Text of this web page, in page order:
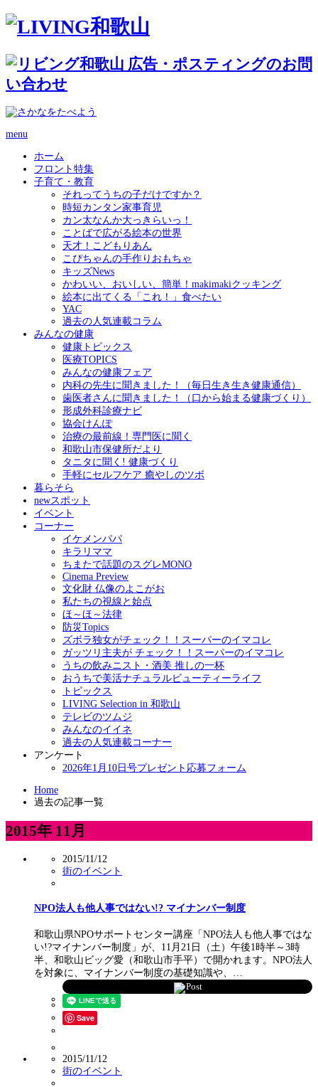
menu
ホーム
フロント特集
子育て・教育
それってうちの子だけですか？
時短カンタン家事育児
カン太なんか大っきらいっ！
ことばで広がる絵本の世界
天才！こどもりあん
こぴちゃんの手作りおもちゃ
キッズNews
かわいい、おいしい、簡単！makimakiクッキング
絵本に出てくる「これ！」食べたい
YAC
過去の人気連載コラム
みんなの健康
健康トピックス
医療TOPICS
みんなの健康フェア
内科の先生に聞きました！（毎日生き生き健康通信）
歯医者さんに聞きました！（口から始まる健康づくり）
形成外科診療ナビ
協会けんぽ
治療の最前線！専門医に聞く
和歌山市保健所だより
タニタに聞く! 健康づくり
手軽にセルフケア 癒やしのツボ
暮らそら
newスポット
イベント
コーナー
イケメンパパ
キラリママ
ちまたで話題のスグレMONO
Cinema Preview
文化財 仏像のよこがお
私たちの視線と始点
ほ～ほ～法律
防災Topics
ズボラ独女がチェック！！スーパーのイマコレ
ガッツリ主夫が チェック！！スーパーのイマコレ
うちの飲みニスト・酒美 推しの一杯
おうちで美活ナチュラルビューティーライフ
トピックス
LIVING Selection in 和歌山
テレビのツムジ
みんなのイイネ
過去の人気連載コーナー
アンケート
2026年1月10日号プレゼント応募フォーム
Home
過去の記事一覧
2015年 11月
2015/11/12
街のイベント
NPO法人も他人事ではない!? マイナンバー制度
和歌山県NPOサポートセンター講座「NPO法人も他人事ではな
い!?マイナンバー制度」が、11月21日（土）午後1時半～3時
半、和歌山ビッグ愛（和歌山市手平）で開かれます。NPO法人
を対象に、マイナンバー制度の基礎知識や、…
Post
Save
2015/11/12
街のイベント